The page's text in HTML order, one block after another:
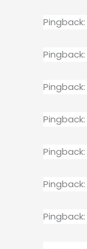
Pingback:
Pingback:
Pingback:
Pingback:
Pingback:
Pingback:
Pingback: